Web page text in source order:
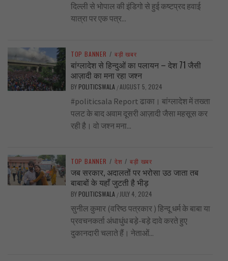
दिल्ली से भोपाल की इंडिगो से हुई कष्टप्रद हवाई
यात्रा पर एक पत्र...
TOP BANNER / बड़ी खबर
बांग्लादेश से हिन्दुओं का पलायन – देश 71 जैसी
आज़ादी का मना रहा जश्न
BY POLITICSWALA /AUGUST 5, 2024
#politicsala Report ढाका। बांग्लादेश में तख्ता
पलट के बाद अवाम दूसरी आज़ादी जैसा महसूस कर
रही है। वो जश्न मना...
TOP BANNER / देश / बड़ी खबर
जब सरकार, अदालतों पर भरोसा उठ जाता तब
बाबाबों के यहाँ जुटती है भीड़
BY POLITICSWALA / JULY 4, 2024
सुनील कुमार (वरिष्ठ पत्रकार ) हिन्दू धर्म के बाबा या
प्रवचनकर्ता अंधाधुंध बड़े-बड़े दावे करते हुए
दुकानदारी चलाते हैं। नेताओं...